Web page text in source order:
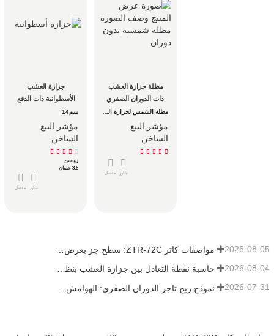
جزازة العشب
سم14
مؤشر البيع
الساخن
زونسن
3.5 حصان
مفصل شاور
مظلة جزازة العشب
ذات الدوران الصفري
مظلة الشمس لجزازة العشب ذات الدوران الصفري
مؤشر البيع
الساخن
مفصل شاور
2026-08-05
حاسبة نقطة التعادل بين جزازة العشب بنظام الحقن الإلكتروني ونظام المكربن للأساطيل 2026-08-04
2026-07-31